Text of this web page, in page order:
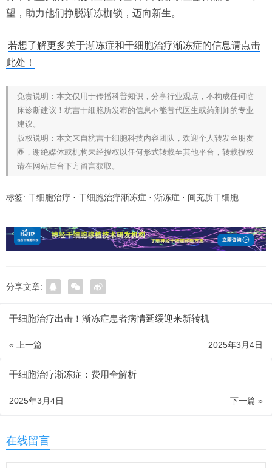
望，助力他们挣脱渐冻枷锁，迈向新生。
若想了解更多关于渐冻症和干细胞治疗渐冻症的信息请点击
此处！
免责说明：本文仅用于传播科普知识，分享行业观点，不构成任何临
床诊断建议！杭吉干细胞所发布的信息不能替代医生或药剂师的专业
建议。
版权说明：本文来自杭吉干细胞科技内容团队，欢迎个人转发至朋友
圈，谢绝媒体或机构未经授权以任何形式转载至其他平台，转载授权
请在网站后台下方留言获取。
标签: 干细胞治疗 · 干细胞治疗渐冻症 · 渐冻症 · 间充质干细胞
分享文章:
干细胞治疗出击！渐冻症患者病情延缓迎来新转机
« 上一篇 2025年3月4日
干细胞治疗渐冻症：费用全解析
下一篇 »
2025年3月4日
在线留言